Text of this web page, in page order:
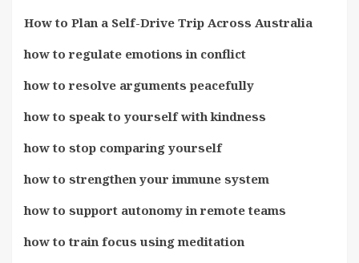
How to Plan a Self-Drive Trip Across Australia
how to regulate emotions in conflict
how to resolve arguments peacefully
how to speak to yourself with kindness
how to stop comparing yourself
how to strengthen your immune system
how to support autonomy in remote teams
how to train focus using meditation